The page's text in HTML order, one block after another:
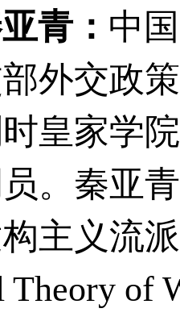
青： 中
外交政
皇家学
。秦亚
主义流
Theory of